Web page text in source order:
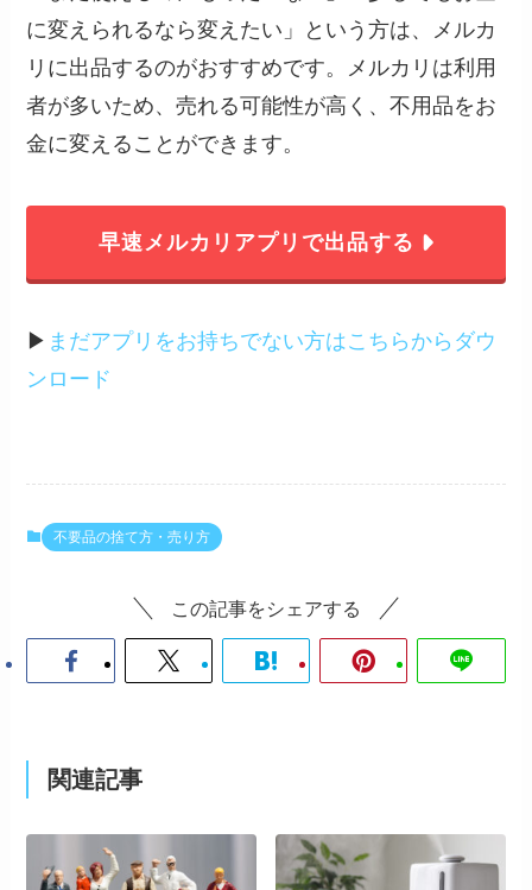
に変えられるなら変えたい」という方は、メルカ
リに出品するのがおすすめです。メルカリは利用
者が多いため、売れる可能性が高く、不用品をお
金に変えることができます。
早速メルカリアプリで出品する
▶︎ まだアプリをお持ちでない方はこちらからダウ
ンロード
不要品の捨て方・売り方
この記事をシェアする
関連記事